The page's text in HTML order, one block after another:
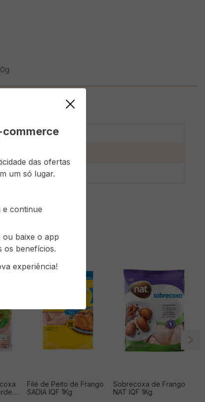
Filé de Peito de Frango
SADIA IQF 1Kg
Sobrecoxa de Frango
NAT IQF 1Kg
commerce
das ofertas
um só lugar.
e continue
ou baixe o app
os benefícios.
experiência!